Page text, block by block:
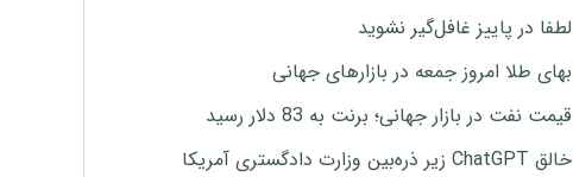
لطفا در پاییز غافل‌گیر نشوید
بهای طلا امروز جمعه در بازارهای جهانی
قیمت نفت در بازار جهانی؛ برنت به 83 دلار رسید
خالق ChatGPT زیر ذره‌بین وزارت دادگستری آمریکا